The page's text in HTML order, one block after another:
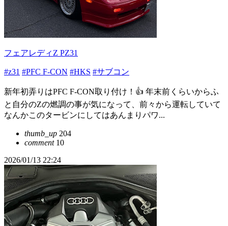
フェアレディZ PZ31
#z31 #PFC F-CON #HKS #サブコン
新年初弄りはPFC F-CON取り付け！👍 年末前くらいからふ
と自分のZの燃調の事が気になって、前々から運転していて
なんかこのタービンにしてはあんまりパワ...
thumb_up 204
comment10
2026/01/13 22:24